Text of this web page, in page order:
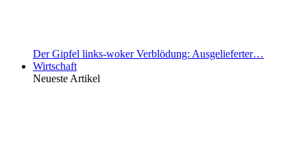
Der Gipfel links-woker Verblödung: Ausgelieferter…
Wirtschaft
Neueste Artikel